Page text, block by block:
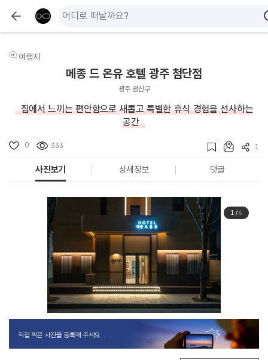
여행지
메종 드 온유 호텔 광주 첨단점
광주 광산구
집에서 느끼는 편안함으로 새롭고 특별한 휴식 경험을 선사하는
공간
0 333 1
사진보기 상세정보 댓글
1/6
직접 찍은 사진을 등록해 주세요.